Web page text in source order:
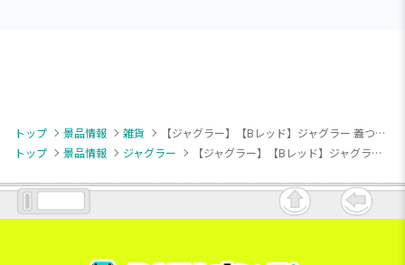
トップ 景品情報 雑貨
【ジャグラー】【Bレッド】ジャグラー 蓋つきボトル9
トップ
景品情報 ジャグラー 【ジャグラー】【Bレッド】ジャグラー 蓋つきボトル9